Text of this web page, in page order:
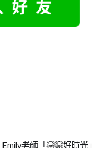
Emily老師「戀戀好時光」